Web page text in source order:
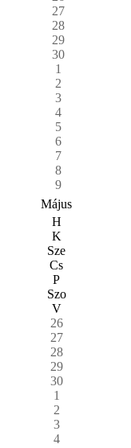
27
28
29
30
1
2
3
4
5
6
7
8
9
Május
H
K
Sze
Cs
P
Szo
V
26
27
28
29
30
1
2
3
4